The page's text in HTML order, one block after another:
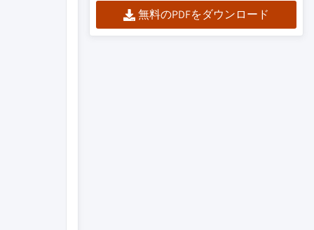
無料のPDFをダウンロード